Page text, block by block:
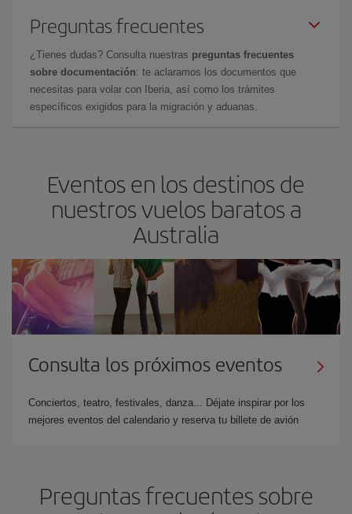
Preguntas frecuentes
¿Tienes dudas? Consulta nuestras preguntas frecuentes
sobre documentación: te aclaramos los documentos que
necesitas para volar con Iberia, así como los trámites
específicos exigidos para la migración y aduanas.
Eventos en los destinos de
nuestros vuelos baratos a
Australia
Consulta los próximos eventos
Conciertos, teatro, festivales, danza... Déjate inspirar por los
mejores eventos del calendario y reserva tu billete de avión
Preguntas frecuentes sobre